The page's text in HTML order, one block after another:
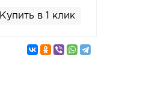
Купить в 1 клик